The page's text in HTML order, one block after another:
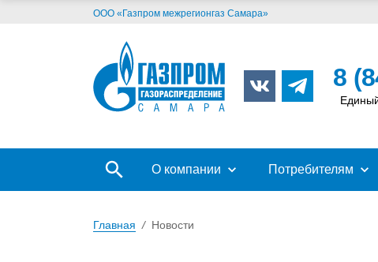
ООО «Газпром межрегионгаз Самара»
8
О компании Потребителям
Главная / Новости